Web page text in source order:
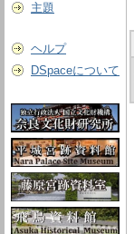
主題
ヘルプ
DSpaceについて